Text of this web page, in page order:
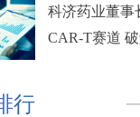
科济药业董事
CAR-T赛道
行